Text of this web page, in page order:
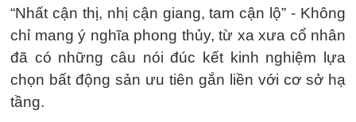
“Nhất cận thị, nhị cận giang, tam cận lộ” - Không
chỉ mang ý nghĩa phong thủy, từ xa xưa cổ nhân
đã có những câu nói đúc kết kinh nghiệm lựa
chọn bất động sản ưu tiên gắn liền với cơ sở hạ
tầng.